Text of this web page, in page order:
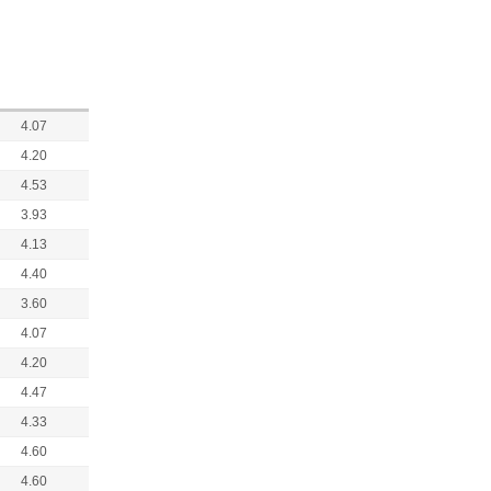
4.07
4.20
4.53
3.93
4.13
4.40
3.60
4.07
4.20
4.47
4.33
4.60
4.60